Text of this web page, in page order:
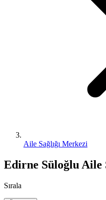
Aile Sağlığı Merkezi
Edirne Süloğlu Aile
Sırala